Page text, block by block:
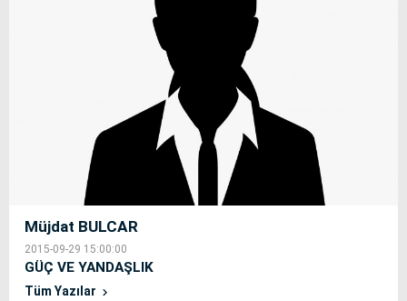
Müjdat BULCAR
2015-09-29 15:00:00
GÜÇ VE YANDAŞLIK
Tüm Yazılar